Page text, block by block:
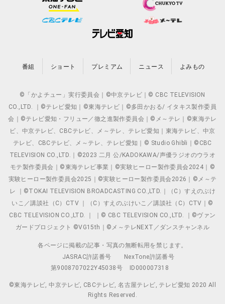
番組 ショート プレミアム ニュース よみもの
©「かよチュー」実行委員会｜©中京テレビ｜© CBC TELEVISION
CO.,LTD. ｜©テレビ愛知｜©東海テレビ｜©多田かおる/ イタキス製作委員
会｜©テレビ愛知・フリュー／徹之進製作委員会｜©メ～テレ｜©東海テレ
ビ、中京テレビ、CBCテレビ、メ～テレ、テレビ愛知｜東海テレビ、中京
テレビ、CBCテレビ、メ～テレ、テレビ愛知｜© Studio Ghibli｜©CBC
TELEVISION CO.,LTD.｜©2023 二月 公/KADOKAWA/声優ラジオのウラオ
モテ製作委員会｜©東海テレビ事業｜©実験ヒーロー製作委員会2024｜©
実験ヒーロー製作委員会2025｜©実験ヒーロー製作委員会2026｜©メ～テ
レ ｜©TOKAI TELEVISION BROADCASTING CO.,LTD.｜（C）すえのぶけ
いこ／講談社（C）CTV ｜（C）すえのぶけいこ／講談社（C）CTV｜©
CBC TELEVISION CO.,LTD. ｜ ｜© CBC TELEVISION CO.,LTD. ｜©ヴァン
ガードプロジェクト ©VG15th｜©メ～テレNEXT／ダンスチャンネル
各ページに掲載の記事・写真の無断転用を禁じます。
JASRAC許諾番号
NexTone許諾番号
第9008707022Y45038号
ID000007318
©東海テレビ, 中京テレビ, CBCテレビ, 名古屋テレビ, テレビ愛知 2020 All
Rights Reserved.